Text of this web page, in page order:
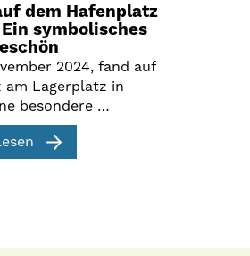
dem Hafenplatz
symbolisches
2024, fand auf
am Lagerplatz in
besondere …